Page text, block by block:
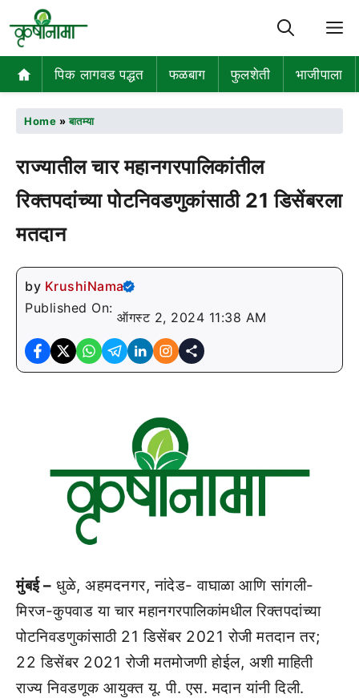
पिक लागवड पद्धत फळबाग फुलशेती भाजीपाला
Home »बातम्या
राज्यातील चार महानगरपालिकांतील
रिक्तपदांच्या पोटनिवडणुकांसाठी 21 डिसेंबरला
मतदान
by KrushiNama
Published On:
ऑगस्ट 2, 2024 11:38 AM
मुंबई – धुळे, अहमदनगर, नांदेड- वाघाळा आणि सांगली-
मिरज-कुपवाड या चार महानगरपालिकांमधील रिक्तपदांच्या
पोटनिवडणुकांसाठी 21 डिसेंबर 2021 रोजी मतदान तर;
22डिसेंबर 2021 रोजी मतमोजणी होईल, अशी माहिती
राज्य निवडणूक आयुक्त यू. पी. एस. मदान यांनी दिली.